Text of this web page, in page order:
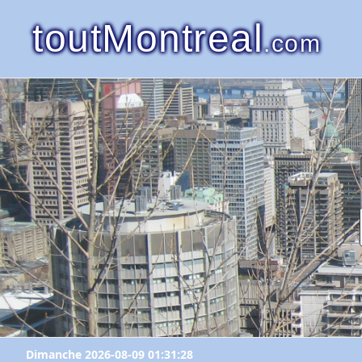
toutMontreal.com
Dimanche 2026-08-09 01:31:28